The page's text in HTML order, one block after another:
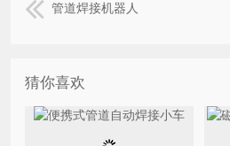
管道焊接机器人
猜你喜欢